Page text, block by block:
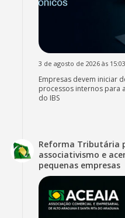
3 de agosto de 2026 às 15:03
Empresas devem iniciar
processos internos para
do IBS
Reforma Tributária
associativismo e
pequenas empresas